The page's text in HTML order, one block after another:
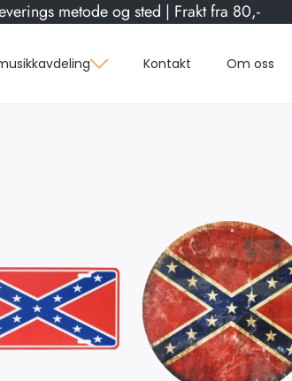
metode og sted | Frakt fra 80,-
Kontakt Om oss